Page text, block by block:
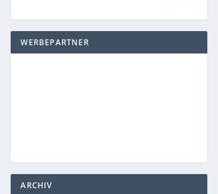
WERBEPARTNER
ARCHIV